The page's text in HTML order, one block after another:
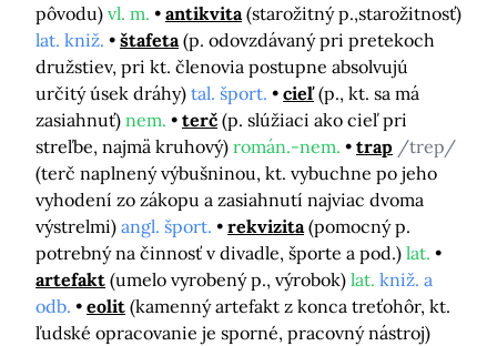
pôvodu) vl. m. antikvita (starožitný p.,starožitnosť)
lat. kniž.
štafeta (p. odovzdávaný pri pretekoch
družstiev, pri kt. členovia postupne absolvujú
určitý úsek dráhy) tal. šport. cieľ (p., kt. sa má
zasiahnuť) nem. terč (p. slúžiaci ako cieľ pri
streľbe, najmä kruhový) román.-nem. trap /trep/
(terč naplnený výbušninou, kt. vybuchne po jeho
vyhodení zo zákopu a zasiahnutí najviac dvoma
výstrelmi) angl. šport. rekvizita (pomocný p.
potrebný na činnosť v divadle, športe a pod.) lat.
artefakt (umelo vyrobený p., výrobok) lat. kniž. a
odb.
eolit (kamenný artefakt z konca treťohôr, kt.
ľudské opracovanie je sporné, pracovný nástroj)